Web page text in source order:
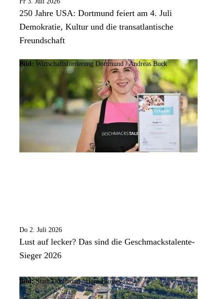
250 Jahre USA: Dortmund feiert am 4. Juli
Demokratie, Kultur und die transatlantische
Freundschaft
Bild: Wirtschaftsförderung Dortmund / Andreas Buck
Do 2. Juli 2026
Lust auf lecker? Das sind die Geschmackstalente-
Sieger 2026
Bild:Stadt Dortmund /Hans Blossey